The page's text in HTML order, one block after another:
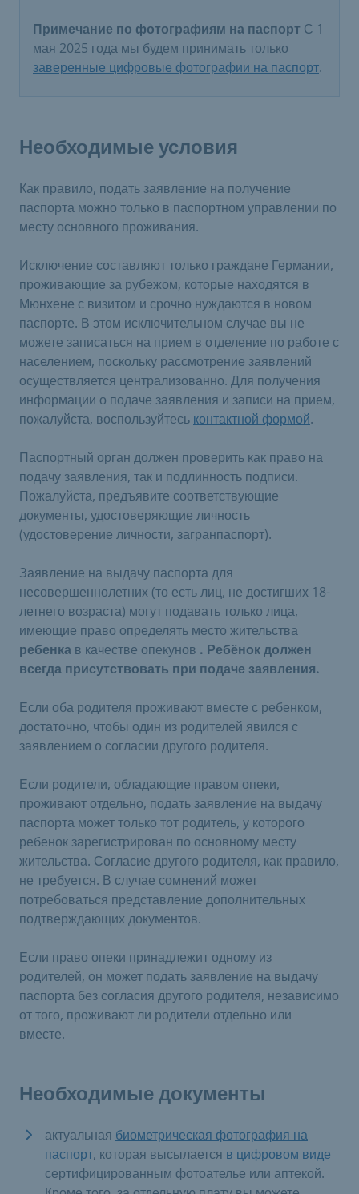
Примечание по фотографиям на паспорт С 1
мая 2025 года мы будем принимать только
заверенные цифровые фотографии на паспорт.
Необходимые условия
Как правило, подать заявление на получение
паспорта можно только в паспортном управлении по
месту основного проживания.
Исключение составляют только граждане Германии,
проживающие за рубежом, которые находятся в
Мюнхене с визитом и срочно нуждаются в новом
паспорте. В этом исключительном случае вы не
можете записаться на прием в отделение по работе с
населением, поскольку рассмотрение заявлений
осуществляется централизованно. Для получения
информации о подаче заявления и записи на прием,
пожалуйста, воспользуйтесь контактной формой.
Паспортный орган должен проверить как право на
подачу заявления, так и подлинность подписи.
Пожалуйста, предъявите соответствующие
документы, удостоверяющие личность
(удостоверение личности, загранпаспорт).
Заявление на выдачу паспорта для
несовершеннолетних (то есть лиц, не достигших 18-
летнего возраста) могут подавать только лица,
имеющие право определять место жительства
ребенка в качестве опекунов . Ребёнок должен
всегда присутствовать при подаче заявления.
Если оба родителя проживают вместе с ребенком,
достаточно, чтобы один из родителей явился с
заявлением о согласии другого родителя.
Если родители, обладающие правом опеки,
проживают отдельно, подать заявление на выдачу
паспорта может только тот родитель, у которого
ребенок зарегистрирован по основному месту
жительства. Согласие другого родителя, как правило,
не требуется. В случае сомнений может
потребоваться представление дополнительных
подтверждающих документов.
Если право опеки принадлежит одному из
родителей, он может подать заявление на выдачу
паспорта без согласия другого родителя, независимо
от того, проживают ли родители отдельно или
вместе.
Необходимые документы
актуальная биометрическая фотография на
паспорт, которая высылается в цифровом виде
сертифицированным фотоателье или аптекой.